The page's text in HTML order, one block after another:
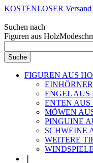
KOSTENLOSER Versand
Suchen nach
Figuren aus Holz
Suche
FIGUREN AUS
ENGEL AUS
ENTEN AUS
MÖWEN
PINGUINE
SCHWEINE
WEITERE